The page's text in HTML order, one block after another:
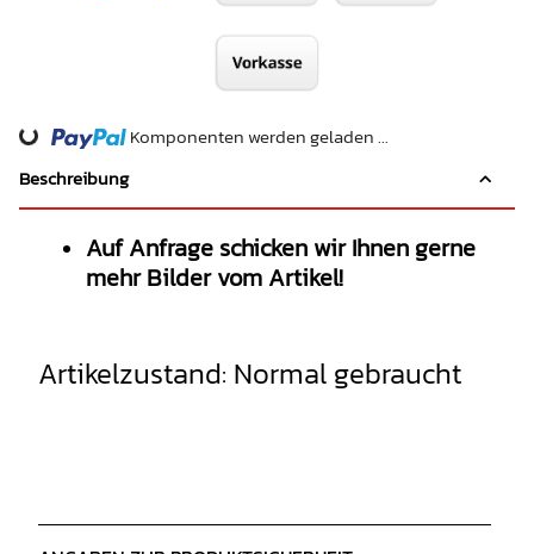
Loading...
Komponenten werden geladen ...
Beschreibung
Auf Anfrage schicken wir Ihnen gerne
mehr Bilder vom Artikel!
Artikelzustand: Normal gebraucht